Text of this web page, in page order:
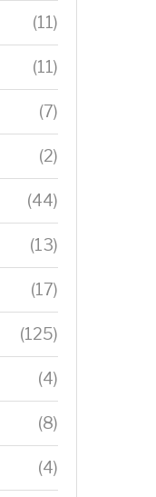
(11)
(11)
(7)
(2)
(44)
(13)
(17)
(125)
(4)
(8)
(4)